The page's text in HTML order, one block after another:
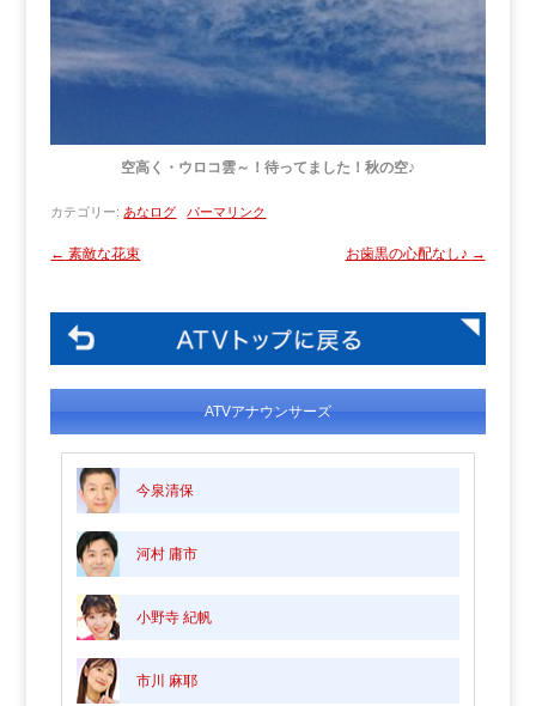
空高く・ウロコ雲～！待ってました！秋の空♪
カテゴリー: あなログ パーマリンク
← 素敵な花束 お歯黒の心配なし♪ →
ATVアナウンサーズ
今泉清保
河村 庸市
小野寺 紀帆
市川 麻耶